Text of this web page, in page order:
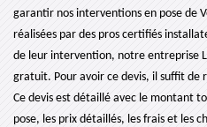
garantir nos interventions en pose de
réalisées par des pros certifiés
de leur intervention, notre entreprise
gratuit. Pour avoir ce devis, il suffit de
Ce devis est détaillé avec le montant
pose, les prix détaillés, les frais et les